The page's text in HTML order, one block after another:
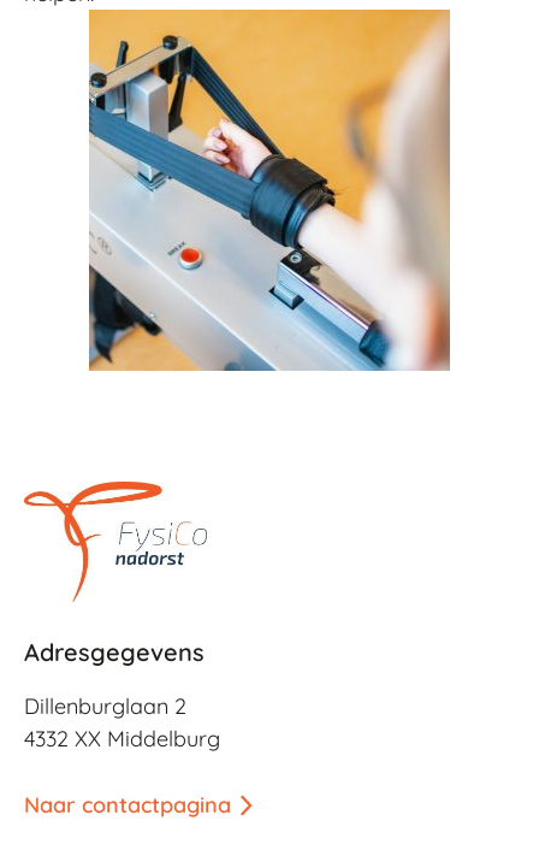
Adresgegevens
Dillenburglaan 2
4332 XX Middelburg
Naar contactpagina